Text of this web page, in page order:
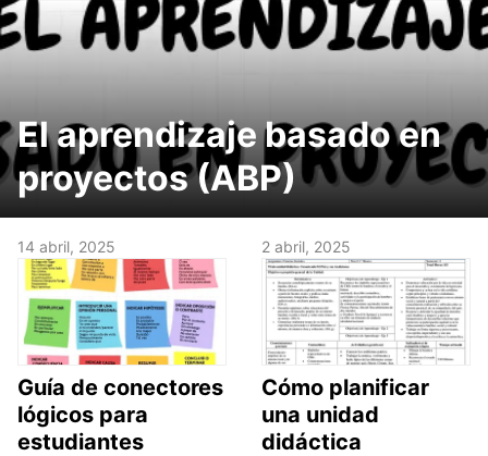
El aprendizaje basado en
proyectos (ABP)
14 abril, 2025
Guía de conectores
lógicos para
estudiantes
2 abril, 2025
Cómo planificar
una unidad
didáctica